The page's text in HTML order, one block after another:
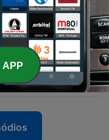
sistema de
dos
APP